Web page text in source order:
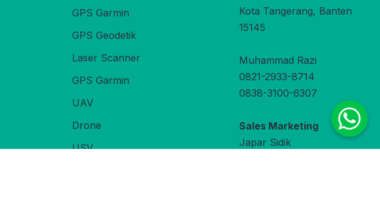
GPS Garmin
GPS Geodetik
Laser Scanner
GPS Garmin
UAV
Drone
USV
Kota Tangerang, Banten
15145
Muhammad Razi
0821-2933-8714
0838-3100-6307
Sales Marketing
Japar Sidik